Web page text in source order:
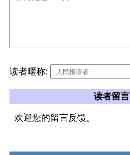
读者暱称:
读者留言
欢迎您的留言反馈。